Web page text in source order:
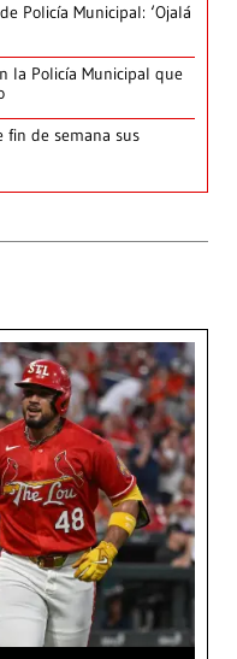
Policía Municipal: ‘Ojalá
la Policía Municipal que
fin de semana sus